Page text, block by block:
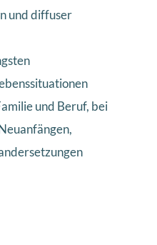
und diffuser
und Beruf, bei